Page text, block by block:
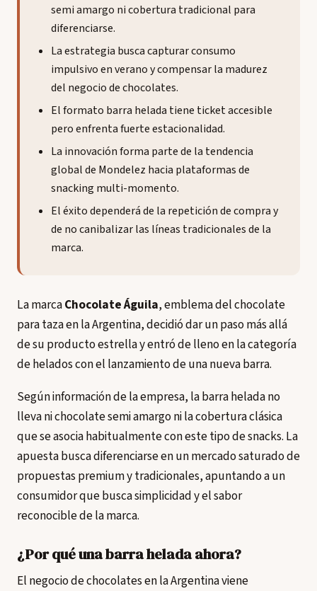
semi amargo ni cobertura tradicional para
diferenciarse.
La estrategia busca capturar consumo
impulsivo en verano y compensar la madurez
del negocio de chocolates.
El formato barra helada tiene ticket accesible
pero enfrenta fuerte estacionalidad.
La innovación forma parte de la tendencia
global de Mondelez hacia plataformas de
snacking multi-momento.
El éxito dependerá de la repetición de compra y
de no canibalizar las líneas tradicionales de la
marca.
La marcaChocolate Águila, emblema del chocolate
para taza en la Argentina, decidió dar un paso más allá
de su producto estrella y entró de lleno en la categoría
de helados con el lanzamiento de una nueva barra.
Según información de la empresa, la barra helada no
lleva ni chocolate semi amargo ni la cobertura clásica
que se asocia habitualmente con este tipo de snacks. La
apuesta busca diferenciarse en un mercado saturado de
propuestas premium y tradicionales, apuntando a un
consumidor que busca simplicidad y el sabor
reconocible de la marca.
¿Por qué una barra helada ahora?
El negocio de chocolates en la Argentina viene